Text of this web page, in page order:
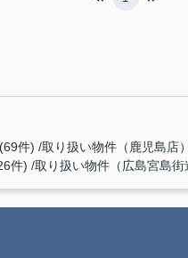
件) 取り扱い物件（鹿児島店
件) 取り扱い物件（広島宮島